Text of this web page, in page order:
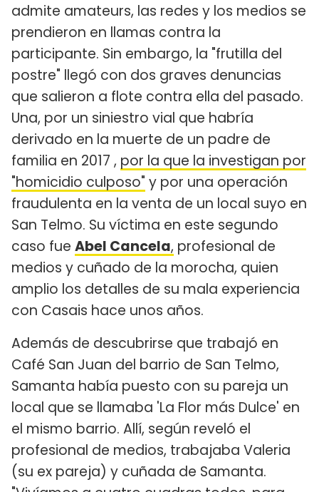
admite amateurs, las redes y los medios se
prendieron en llamas contra la
participante. Sin embargo, la "frutilla del
postre" llegó con dos graves denuncias
que salieron a flote contra ella del pasado.
Una, por un siniestro vial que habría
derivado en la muerte de un padre de
familia en 2017 , por la que la investigan por
"homicidio culposo" y por una operación
fraudulenta en la venta de un local suyo en
San Telmo. Su víctima en este segundo
caso fue Abel Cancela, profesional de
medios y cuñado de la morocha, quien
amplio los detalles de su mala experiencia
con Casais hace unos años.
Además de descubrirse que trabajó en
Café San Juan del barrio de San Telmo,
Samanta había puesto con su pareja un
local que se llamaba 'La Flor más Dulce' en
el mismo barrio. Allí, según reveló el
profesional de medios, trabajaba Valeria
(su ex pareja) y cuñada de Samanta.